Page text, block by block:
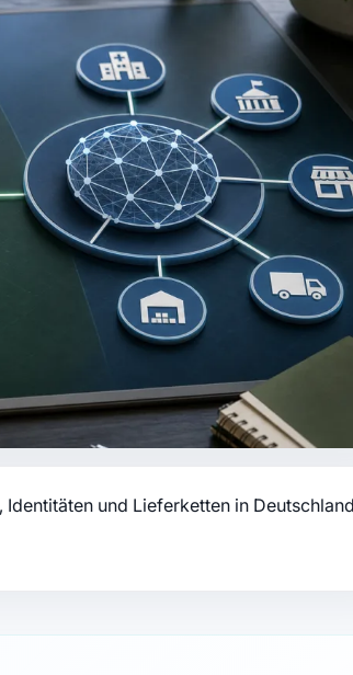
und Lieferketten in